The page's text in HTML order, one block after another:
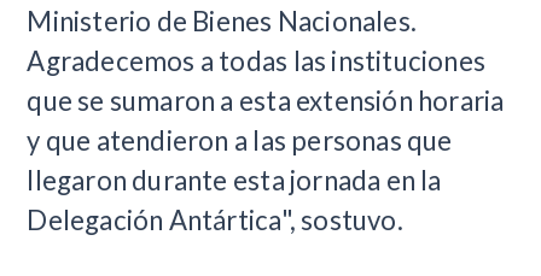
Ministerio de Bienes Nacionales.
Agradecemos a todas las instituciones
que se sumaron a esta extensión horaria
y que atendieron a las personas que
llegaron durante esta jornada en la
Delegación Antártica", sostuvo.